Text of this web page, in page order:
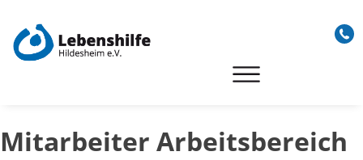
content
Mitarbeiter Arbeitsbereich